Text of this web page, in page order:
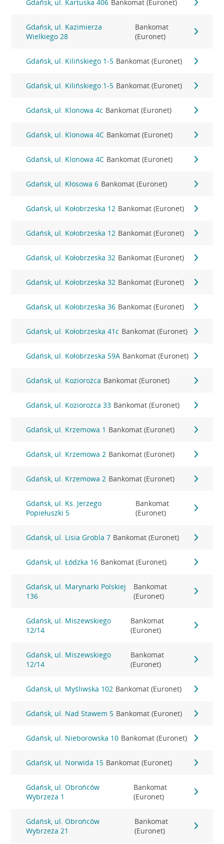
Gdańsk, ul. Kartuska 406 Bankomat (Euronet)
Gdańsk, ul. Kazimierza
Wielkiego 28
Bankomat
(Euronet)
Gdańsk, ul. Kilińskiego 1-5 Bankomat (Euronet)
Gdańsk, ul. Kilińskiego 1-5 Bankomat (Euronet)
Gdańsk, ul. Klonowa 4c Bankomat (Euronet)
Gdańsk, ul. Klonowa 4C Bankomat (Euronet)
Gdańsk, ul. Klonowa 4C Bankomat (Euronet)
Gdańsk, ul. Kłosowa 6 Bankomat (Euronet)
Gdańsk, ul. Kołobrzeska 12 Bankomat (Euronet)
Gdańsk, ul. Kołobrzeska 12 Bankomat (Euronet)
Gdańsk, ul. Kołobrzeska 32 Bankomat (Euronet)
Gdańsk, ul. Kołobrzeska 32 Bankomat (Euronet)
Gdańsk, ul. Kołobrzeska 36 Bankomat (Euronet)
Gdańsk, ul. Kołobrzeska 41c Bankomat (Euronet)
Gdańsk, ul. Kołobrzeska 59A Bankomat (Euronet)
Gdańsk, ul. Koziorożca Bankomat (Euronet)
Gdańsk, ul. Koziorożca 33 Bankomat (Euronet)
Gdańsk, ul. Krzemowa 1 Bankomat (Euronet)
Gdańsk, ul. Krzemowa 2 Bankomat (Euronet)
Gdańsk, ul. Krzemowa 2 Bankomat (Euronet)
Gdańsk, ul. Ks. Jerzego
Popiełuszki 5
Bankomat
(Euronet)
Gdańsk, ul. Lisia Grobla 7 Bankomat (Euronet)
Gdańsk, ul. Łódzka 16 Bankomat (Euronet)
Gdańsk, ul. Marynarki Polskiej
136
Bankomat
(Euronet)
Gdańsk, ul. Miszewskiego
12/14
Bankomat
(Euronet)
Gdańsk, ul. Miszewskiego
12/14
Bankomat
(Euronet)
Gdańsk, ul. Myśliwska 102 Bankomat (Euronet)
Gdańsk, ul. Nad Stawem 5 Bankomat (Euronet)
Gdańsk, ul. Nieborowska 10 Bankomat (Euronet)
Gdańsk, ul. Norwida 15 Bankomat (Euronet)
Gdańsk, ul. Obrońców
Wybrzeża 1
Bankomat
(Euronet)
Gdańsk, ul. Obrońców
Wybrzeża 21
Bankomat
(Euronet)